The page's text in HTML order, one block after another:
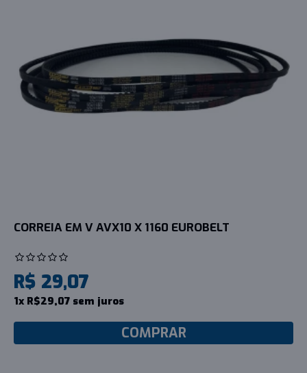
CORREIA EM V AVX10 X 1160 EUROBELT
R$ 29,07
1x R$29,07 sem juros
COMPRAR